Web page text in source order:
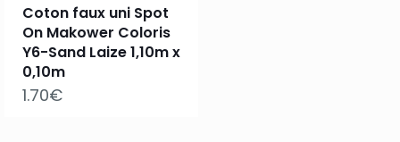
Coton faux uni Spot
On Makower Coloris
Y6-Sand Laize 1,10m x
0,10m
1.70€